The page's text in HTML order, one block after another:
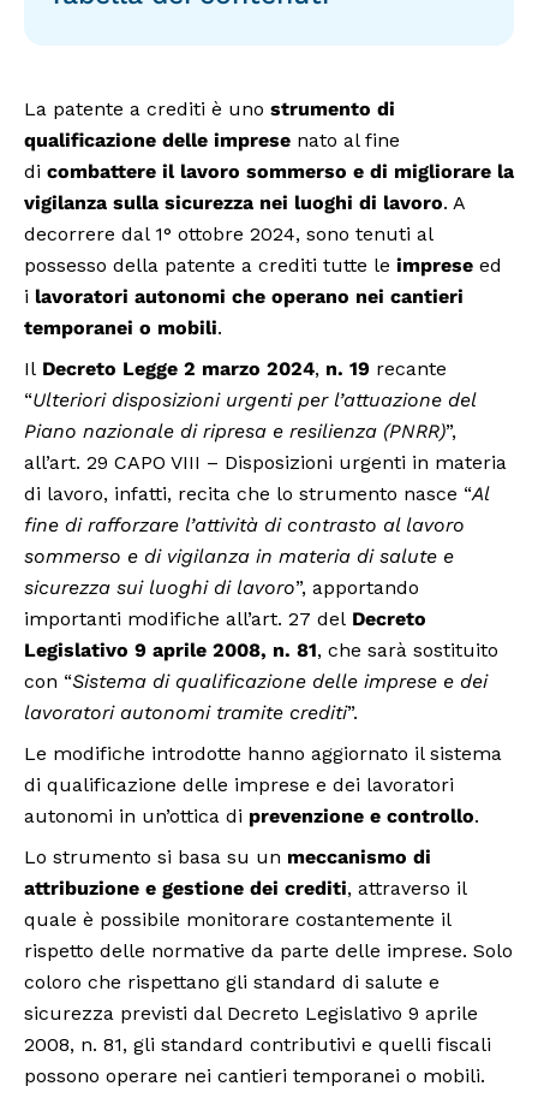
La patente a crediti è uno strumento di
qualificazione delle imprese nato al fine
di combattere il lavoro sommerso e di migliorare la
vigilanza sulla sicurezza nei luoghi di lavoro. A
decorrere dal 1° ottobre 2024, sono tenuti al
possesso della patente a crediti tutte le imprese ed
i lavoratori autonomi che operano nei cantieri
temporanei o mobili.
Il Decreto Legge 2 marzo 2024, n. 19 recante
“Ulteriori disposizioni urgenti per l’attuazione del
Piano nazionale di ripresa e resilienza (PNRR)”,
all’art. 29 CAPO VIII – Disposizioni urgenti in materia
di lavoro, infatti, recita che lo strumento nasce “Al
fine di rafforzare l’attività di contrasto al lavoro
sommerso e di vigilanza in materia di salute e
sicurezza sui luoghi di lavoro”, apportando
importanti modifiche all’art. 27 del Decreto
Legislativo 9 aprile 2008, n. 81, che sarà sostituito
con “Sistema di qualificazione delle imprese e dei
lavoratori autonomi tramite crediti”.
Le modifiche introdotte hanno aggiornato il sistema
di qualificazione delle imprese e dei lavoratori
autonomi in un’ottica di prevenzione e controllo.
Lo strumento si basa su un meccanismo di
attribuzione e gestione dei crediti, attraverso il
quale è possibile monitorare costantemente il
rispetto delle normative da parte delle imprese. Solo
coloro che rispettano gli standard di salute e
sicurezza previsti dal Decreto Legislativo 9 aprile
2008, n. 81, gli standard contributivi e quelli fiscali
possono operare nei cantieri temporanei o mobili.